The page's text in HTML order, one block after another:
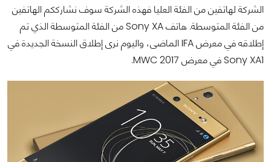
الشركة لهاتفين من الفئة العليا فهذه الشركة سوف نشارككم الهاتفين
من الفئة المتوسطة. هاتف Sony XA من الفئة المتوسطة الذي تم
إطلاقه في معرض IFA الماضى، واليوم نرى إطلاق النسخة الجديدة في
Sony XA1 في معرض MWC 2017.